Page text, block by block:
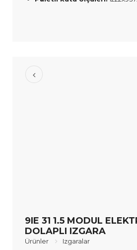
9IE 31 1.5 MODUL
DOLAPLI IZGARA
Ürünler Izgaralar